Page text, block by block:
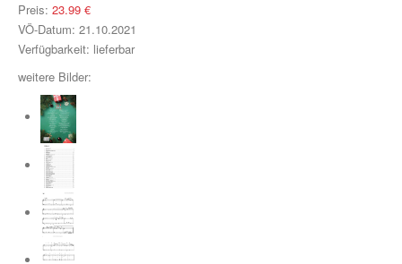
Besondere Anlässe
Spielmaterial
Piano Gefällt Mir!
Guitar Play Along
Bass Along
Preis: 23.99 €
VÖ-Datum: 21.10.2021
Verfügbarkeit: lieferbar
weitere Bilder: